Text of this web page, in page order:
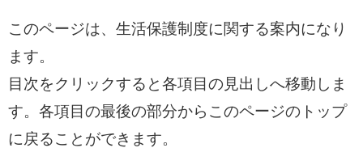
このページは、生活保護制度に関する案内になり
ます。
目次をクリックすると各項目の見出しへ移動しま
す。各項目の最後の部分からこのページのトップ
に戻ることができます。